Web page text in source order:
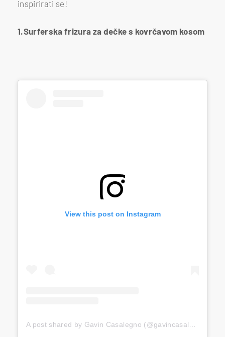
inspirirati se!
1.Surferska frizura za dečke s kovrčavom kosom
View this post on Instagram